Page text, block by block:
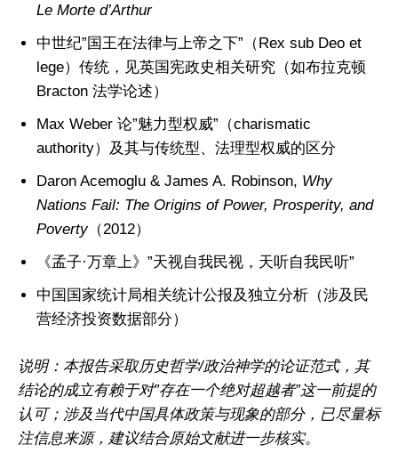
Le Morte d’Arthur
中世纪”国王在法律与上帝之下”（Rex sub Deo et
lege）传统，见英国宪政史相关研究（如布拉克顿
Bracton 法学论述）
Max Weber 论”魅力型权威”（charismatic
authority）及其与传统型、法理型权威的区分
Daron Acemoglu & James A. Robinson, Why
Nations Fail: The Origins of Power, Prosperity, and
Poverty（2012）
《孟子·万章上》”天视自我民视，天听自我民听”
中国国家统计局相关统计公报及独立分析（涉及民
营经济投资数据部分）
说明：本报告采取历史哲学/政治神学的论证范式，其
结论的成立有赖于对”存在一个绝对超越者”这一前提的
认可；涉及当代中国具体政策与现象的部分，已尽量标
注信息来源，建议结合原始文献进一步核实。